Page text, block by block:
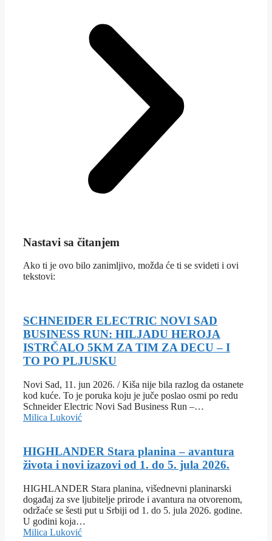
Nastavi sa čitanjem
Ako ti je ovo bilo zanimljivo, možda će ti se svideti i ovi
tekstovi:
SCHNEIDER ELECTRIC NOVI SAD
BUSINESS RUN: HILJADU HEROJA
ISTRČALO 5KM ZA TIM ZA DECU – I
TO PO PLJUSKU
Novi Sad, 11. jun 2026. / Kiša nije bila razlog da ostanete
kod kuće. To je poruka koju je juče poslao osmi po redu
Schneider Electric Novi Sad Business Run –…
Milica Luković
HIGHLANDER Stara planina – avantura
života i novi izazovi od 1. do 5. jula 2026.
HIGHLANDER Stara planina, višednevni planinarski
događaj za sve ljubitelje prirode i avantura na otvorenom,
održaće se šesti put u Srbiji od 1. do 5. jula 2026. godine.
U godini koja…
Milica Luković